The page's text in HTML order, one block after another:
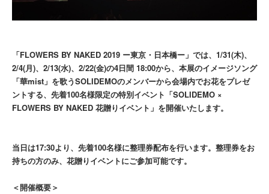
「FLOWERS BY NAKED 2019 ー東京・日本橋ー」では、1/31(木)、
2/4(月)、2/13(水)、2/22(金)の4日間 18:00から、本展のイメージソング
「華mist」を歌うSOLIDEMOのメンバーから会場内でお花をプレゼ
ントする、先着100名様限定の特別イベント「SOLIDEMO ×
FLOWERS BY NAKED 花贈りイベント」を開催いたします。
当日は17:30より、先着100名様に整理券配布を行います。整理券をお
持ちの方のみ、花贈りイベントにご参加可能です。
＜開催概要＞